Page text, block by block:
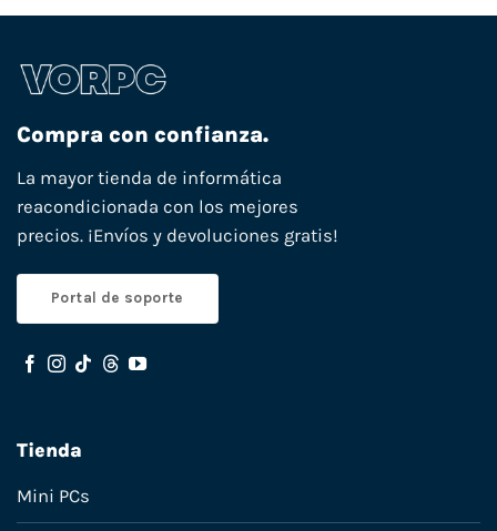
Compra con confianza.
La mayor tienda de informática
reacondicionada con los mejores
precios. ¡Envíos y devoluciones gratis!
Portal de soporte
Tienda
Mini PCs